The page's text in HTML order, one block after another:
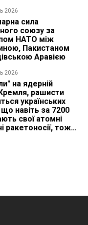
2026
сила
союзу за
НАТО між
Пакистаном
Аравією
2026
на ядерній
рашисти
українських
що навіть за 7200
свої атомні
ракетоносії, тож